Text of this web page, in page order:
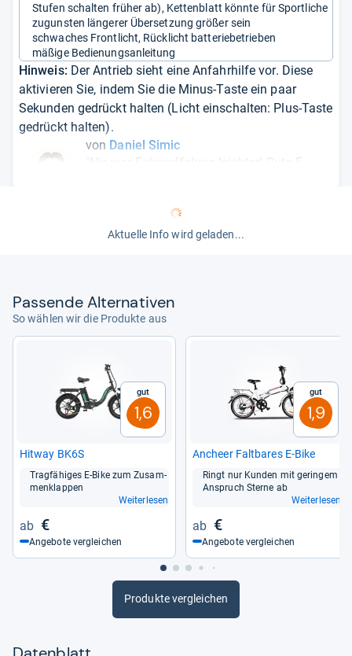
Stufen schalten früher ab), Kettenblatt könnte für Sportliche
zugunsten längerer Übersetzung größer sein
schwaches Frontlicht, Rücklicht batteriebetrieben
mäßige Bedienungsanleitung
Hinweis: Der Antrieb sieht eine Anfahrhilfe vor. Diese
aktivieren Sie, indem Sie die Minus-Taste ein paar
Sekunden gedrückt halten (Licht einschalten: Plus-Taste
gedrückt halten).
von Daniel Simic
"Nie war Fahrradfahren leichter! Gute E-
mindestens 2.000 Euro investieren."
Aktuelle Info wird geladen...
Pas­sende Alter­na­ti­ven
So wählen wir die Produkte aus
Gut
1,6
Hit­way BK6S
Trag­fä­hi­ges E-​Bike zum Zusam­
men­klap­pen
Weiterlesen
€
Angebote vergleichen
Gut
1,9
Ancheer Falt­ba­res E-​Bike
Ringt nur Kun­den mit gerin­gem
Anspruch Sterne ab
Weiterlesen
€
Angebote vergleichen
Produkte vergleichen